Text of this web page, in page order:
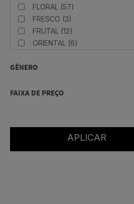
FLORAL (57)
FRESCO (3)
FRUTAL (12)
ORIENTAL (6)
GÊNERO
FAIXA DE PREÇO